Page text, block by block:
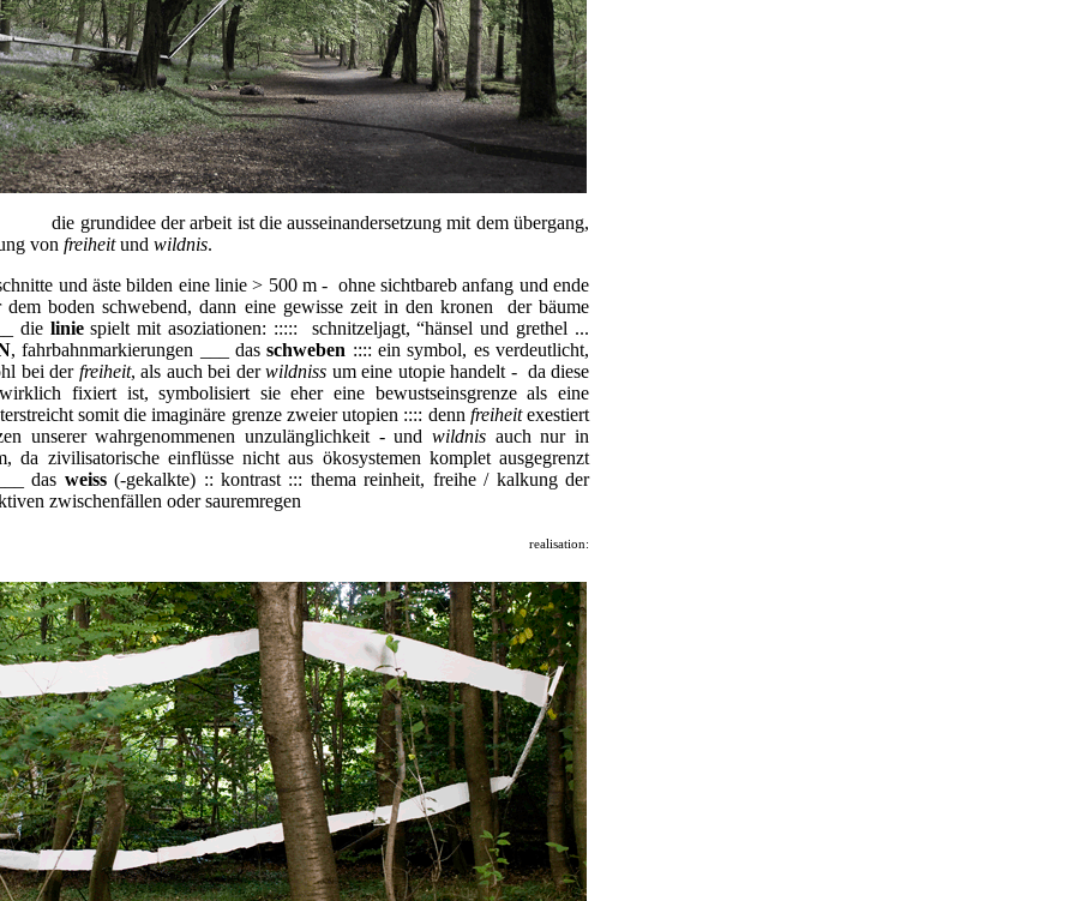
der arbeit ist die ausseinandersetzung mit dem übergang,
von freiheitund wildnis.
und äste bilden eine linie > 500 m - ohne sichtbareb anfang und ende
boden schwebend, dann eine gewisse zeit in den kronen der bäume
die liniespielt mit asoziationen: ::::: schnitzeljagt, “hänsel und grethel ...
, fahrbahnmarkierungen ___ dasschweben :::: ein symbol, es verdeutlicht,
bei der freiheit, als auch bei derwildniss um eine utopie handelt - da diese
fixiert ist, symbolisiert sie eher eine bewustseinsgrenze als eine
somit die imaginäre grenze zweier utopien :::: denn freiheitexestiert
unserer wahrgenommenen unzulänglichkeit - und wildnis auch nur in
da zivilisatorische einflüsse nicht aus ökosystemen komplet ausgegrenzt
das weiss(-gekalkte) :: kontrast ::: thema reinheit, freihe / kalkung der
zwischenfällen oder sauremregen
realisation: